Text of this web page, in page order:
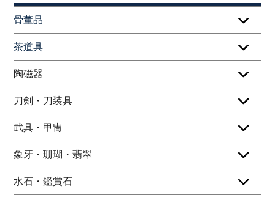
骨董品
茶道具
陶磁器
刀剣・刀装具
武具・甲冑
象牙・珊瑚・翡翠
水石・鑑賞石